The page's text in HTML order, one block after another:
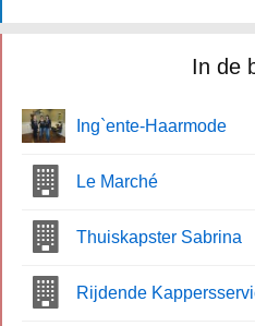
In de
Ing`ente-Haarmode
Le Marché
Thuiskapster Sabrina
Rijdende